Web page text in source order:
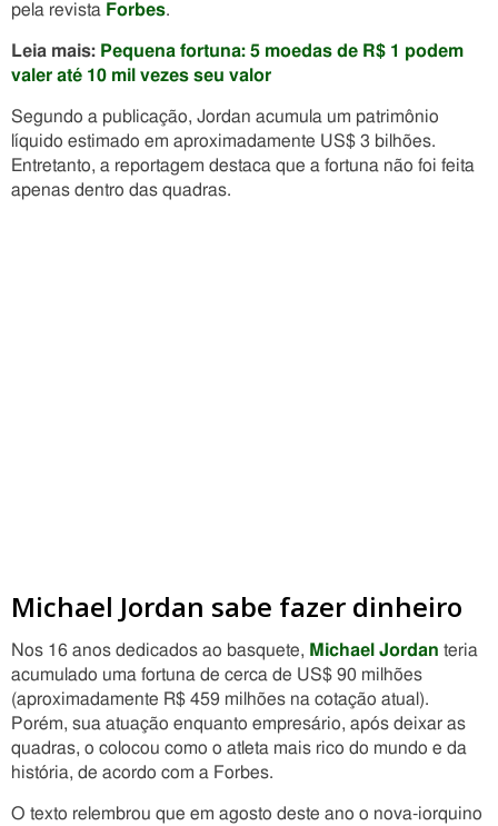
pela revista Forbes.
Leia mais: Pequena fortuna: 5 moedas de R$ 1 podem
valer até 10 mil vezes seu valor
Segundo a publicação, Jordan acumula um patrimônio
líquido estimado em aproximadamente US$ 3 bilhões.
Entretanto, a reportagem destaca que a fortuna não foi feita
apenas dentro das quadras.
Michael Jordan sabe fazer dinheiro
Nos 16 anos dedicados ao basquete, Michael Jordan teria
acumulado uma fortuna de cerca de US$ 90 milhões
(aproximadamente R$ 459 milhões na cotação atual).
Porém, sua atuação enquanto empresário, após deixar as
quadras, o colocou como o atleta mais rico do mundo e da
história, de acordo com a Forbes.
O texto relembrou que em agosto deste ano o nova-iorquino